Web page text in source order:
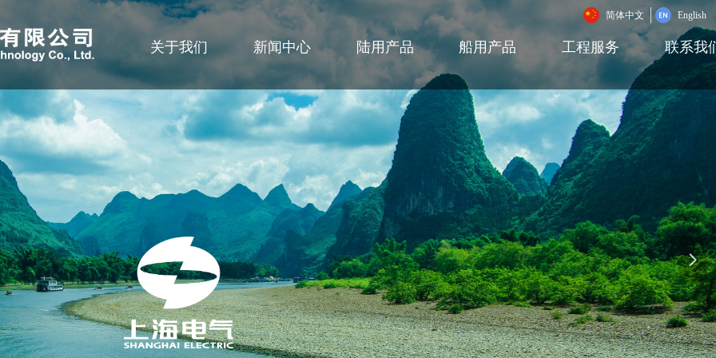
关于我们 新闻中心 陆用产品 船用产品 工程服务 联系我
简体中文 English
넲